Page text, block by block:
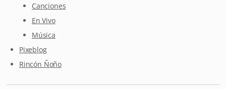
Canciones
En Vivo
Música
Pixeblog
Rincón Ñoño